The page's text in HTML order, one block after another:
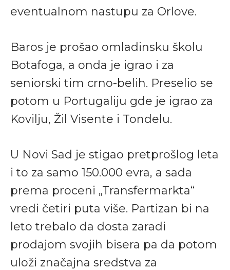
eventualnom nastupu za Orlove.
Baros je prošao omladinsku školu
Botafoga, a onda je igrao i za
seniorski tim crno-belih. Preselio se
potom u Portugaliju gde je igrao za
Kovilju, Žil Visente i Tondelu.
U Novi Sad je stigao pretprošlog leta
i to za samo 150.000 evra, a sada
prema proceni „Transfermarkta“
vredi četiri puta više. Partizan bi na
leto trebalo da dosta zaradi
prodajom svojih bisera pa da potom
uloži značajna sredstva za